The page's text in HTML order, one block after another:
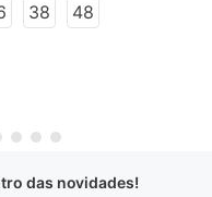
38 48
das novidades!